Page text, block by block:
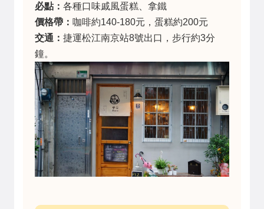
必點： 各種口味戚風蛋糕、拿鐵
價格帶： 咖啡約140-180元，蛋糕約200元
交通： 捷運松江南京站8號出口，步行約3分
鐘。